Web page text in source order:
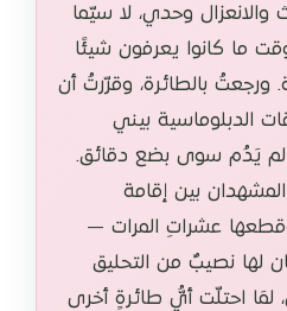
والانعزال وحدي، لا سيّما
ما كانوا يعرفون شيئًا
ورجعتُ بالطائرة، وقرّرتُ أن
الدبلوماسية بيني
لم يَدُم سوى بضع دقائق.
بين إقامة
وقطعها عشراتِ المرات —
لها نصيبٌ من التحليق
احتلّت أيُّ طائرةٍ أخرى